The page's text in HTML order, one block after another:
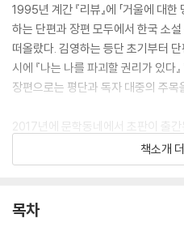
1995년 계간 『리뷰』에 「거울에 대
하는 단편과 장편 모두에서 한국 소
떠올랐다. 김영하는 등단 초기부터
시에 『나는 나를 파괴할 권리가 있다』
장편으로는 평단과 독자 대중의 주목
2017년에 문학동네에서 초판이 출간
하가 왜 내놓는 소설집마다 평단과
여실히 보여준다. 단편을 쓸 때의 김
가 되었다. 200자 원고지 100매 내외
책소개
목차